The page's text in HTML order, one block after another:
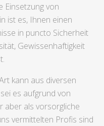
Einsetzung von
ist es, Ihnen einen
in puncto Sicherheit
Gewissenhaftigkeit
kann aus diversen
es aufgrund von
aber als vorsorgliche
vermittelten Profis sind